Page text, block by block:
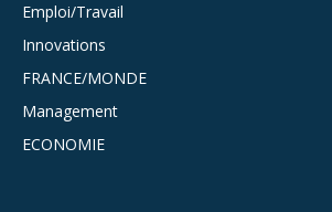
Emploi/Travail
Innovations
FRANCE/MONDE
Management
ECONOMIE